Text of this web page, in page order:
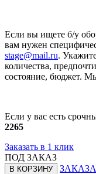
Если вы ищете б/у
вам нужен
stage@mail.ru.
количества,
состояние, бюджет.
Если у вас есть
2265
Заказать в 1 клик
ПОД ЗАКАЗ
В КОРЗИНУ